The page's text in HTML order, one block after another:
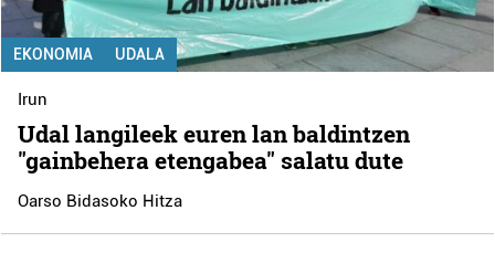
EKONOMIA UDALA
Irun
Udal langileek euren lan baldintzen
"gainbehera etengabea" salatu dute
Oarso Bidasoko Hitza